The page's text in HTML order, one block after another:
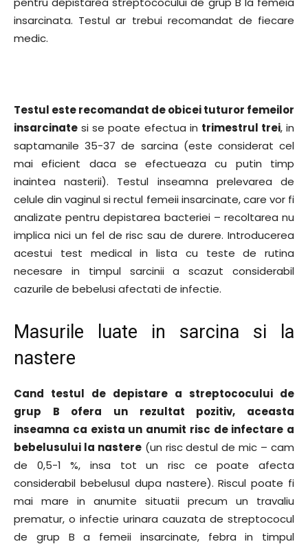
insarcinata. Testul ar trebui recomandat de fiecare
medic.
Testul este recomandat de obicei tuturor femeilor
insarcinate si se poate efectua in trimestrul trei, in
saptamanile 35-37 de sarcina (este considerat cel
mai eficient daca se efectueaza cu putin timp
inaintea nasterii). Testul inseamna prelevarea de
celule din vaginul si rectul femeii insarcinate, care vor fi
analizate pentru depistarea bacteriei – recoltarea nu
implica nici un fel de risc sau de durere. Introducerea
acestui test medical in lista cu teste de rutina
necesare in timpul sarcinii a scazut considerabil
cazurile de bebelusi afectati de infectie.
Masurile luate in sarcina si la
nastere
Cand testul de depistare a streptococului de
grup B ofera un rezultat pozitiv, aceasta
inseamna ca exista un anumit risc de infectare a
bebelusului la nastere(un risc destul de mic – cam
de 0,5-1 %, insa tot un risc ce poate afecta
considerabil bebelusul dupa nastere). Riscul poate fi
mai mare in anumite situatii precum un travaliu
prematur, o infectie urinara cauzata de streptococul
de grup B a femeii insarcinate, febra in timpul